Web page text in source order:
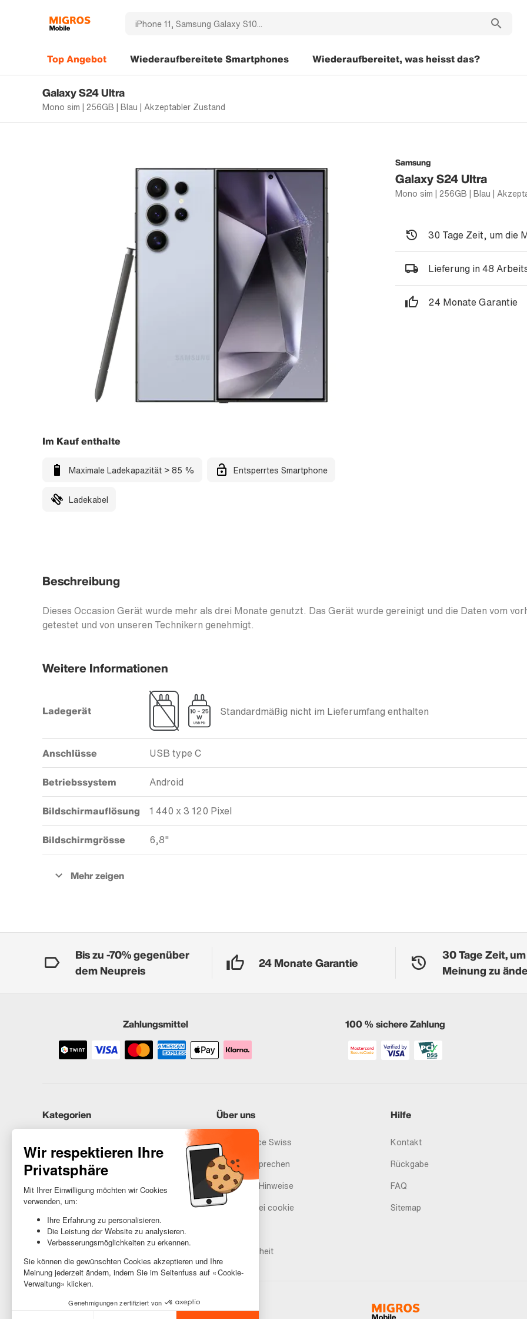
Top Angebot Wiederaufbereitete Smartphones Wiederaufbereitet, was heisst das?
Galaxy S24 Ultra
Mono sim | 256GB | Blau | Akzeptabler Zustand
Samsung
Galaxy S24 Ultra
Im Kauf enthalte
Maximale Ladekapazität > 85 % Entsperrtes Smartphone
Ladekabel
30 Tage Zeit, um die
Lieferung in 48
24 Monate Garantie
Beschreibung
Dieses Occasion Gerät wurde mehr als drei Monate genutzt. Das Gerät wurde gereinigt und die Daten vom
getestet und von unseren Technikern genehmigt.
Weitere Informationen
Ladegerät Standardmäßig nicht im Lieferumfang enthalten
Anschlüsse USB type C
Betriebssystem Android
Bildschirmauflösung 1 440 x 3 120 Pixel
Bildschirmgrösse 6,8"
Bis zu -70% gegenüber
dem Neupreis
24 Monate Garantie
30 Tage Zeit,
Meinung zu
Zahlungsmittel 100 % sichere Zahlung
Kategorien
Samsung
Huawei
Benötigst du Hilfe?
Über uns
Recommerce Swiss
Unser Versprechen
Rechtliche Hinweise
Gestione dei cookie
Barrierefreiheit
Hilfe
Kontakt
Rückgabe
FAQ
Sitemap